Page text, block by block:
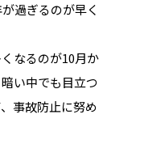
過ぎるのが早く
なるのが10月か
い中でも目立つ
事故防止に努め